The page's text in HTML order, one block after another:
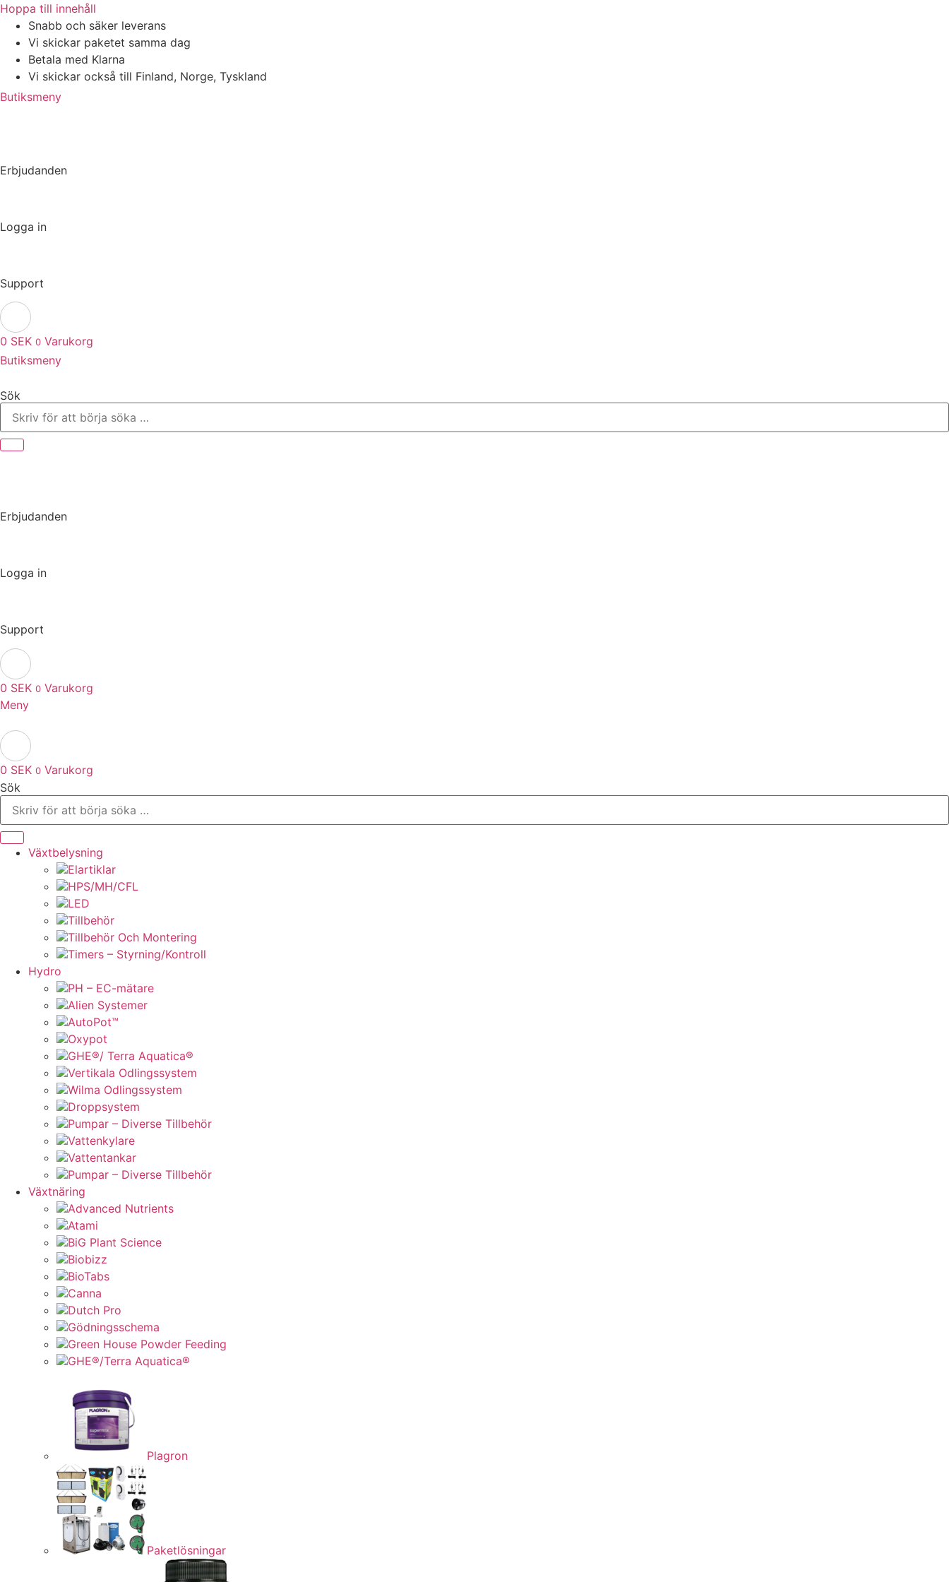
Hoppa till innehåll
Snabb och säker leverans
Vi skickar paketet samma dag
Betala med Klarna
Vi skickar också till Finland, Norge, Tyskland
Butiksmeny
Erbjudanden
Logga in
Support
0 SEK 0 Varukorg
Butiksmeny
Sök
Erbjudanden
Logga in
Support
0 SEK 0 Varukorg
Meny
0 SEK 0 Varukorg
Sök
Växtbelysning
Elartiklar
HPS/MH/CFL
LED
Tillbehör
Tillbehör Och Montering
Timers – Styrning/Kontroll
Hydro
PH – EC-mätare
Alien Systemer
AutoPot™
Oxypot
GHE®/ Terra Aquatica®
Vertikala Odlingssystem
Wilma Odlingssystem
Droppsystem
Pumpar – Diverse Tillbehör
Vattenkylare
Vattentankar
Pumpar – Diverse Tillbehör
Växtnäring
Advanced Nutrients
Atami
BiG Plant Science
Biobizz
BioTabs
Canna
Dutch Pro
Gödningsschema
Green House Powder Feeding
GHE®/Terra Aquatica®
Plagron
Paketlösningar